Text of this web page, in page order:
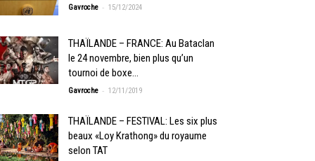
Gavroche - 15/12/2024
THAÏLANDE – FRANCE: Au Bataclan
le 24 novembre, bien plus qu’un
tournoi de boxe…
Gavroche - 12/11/2019
THAÏLANDE – FESTIVAL: Les six plus
beaux «Loy Krathong» du royaume
selon TAT